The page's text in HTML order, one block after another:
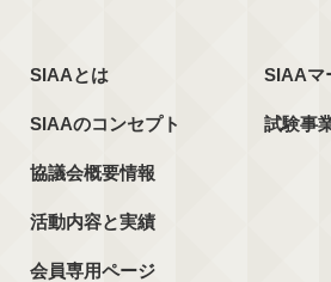
SIAAとは
SIAAのコンセプト
協議会概要情報
活動内容と実績
会員専用ページ
SIAAマ
試験事